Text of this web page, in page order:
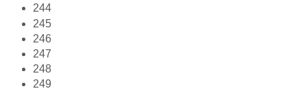
244
245
246
247
248
249